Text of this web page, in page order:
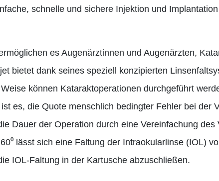
schnelle und sichere Injektion und
es Augenärztinnen und Augenärzten,
bietet dank seines speziell konzipierten
können Kataraktoperationen durchgeführt
es, die Quote menschlich bedingter Fehler bei der
Dauer der Operation durch eine Vereinfachung des
lässt sich eine Faltung der Intraokularlinse (IOL)
IOL-Faltung in der Kartusche abzuschließen.